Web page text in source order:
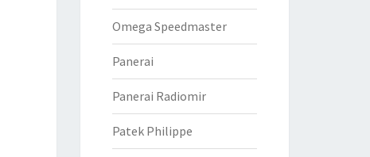
Omega Speedmaster
Panerai
Panerai Radiomir
Patek Philippe